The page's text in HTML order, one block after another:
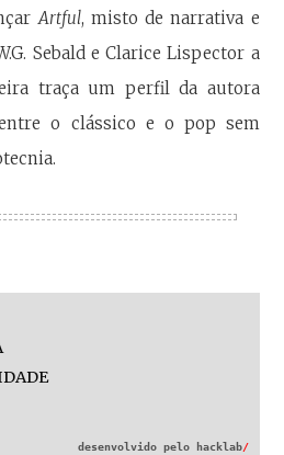
Artful, misto de narrativa e
Sebald e Clarice Lispector a
traça um perfil da autora
o clássico e o pop sem
desenvolvido pelo hacklab/